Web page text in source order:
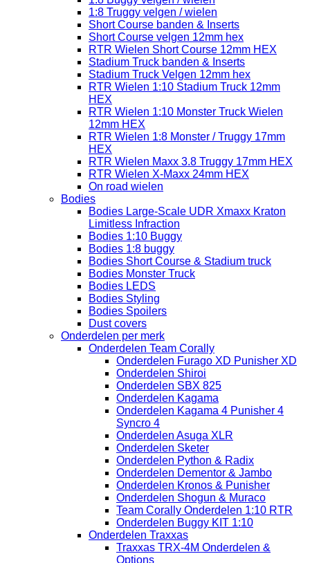
1:8 Truggy velgen / wielen
Short Course banden & Inserts
Short Course velgen 12mm hex
RTR Wielen Short Course 12mm HEX
Stadium Truck banden & Inserts
Stadium Truck Velgen 12mm hex
RTR Wielen 1:10 Stadium Truck 12mm
HEX
RTR Wielen 1:10 Monster Truck Wielen
12mm HEX
RTR Wielen 1:8 Monster / Truggy 17mm
HEX
RTR Wielen Maxx 3.8 Truggy 17mm HEX
RTR Wielen X-Maxx 24mm HEX
On road wielen
Bodies
Bodies Large-Scale UDR Xmaxx Kraton
Limitless Infraction
Bodies 1:10 Buggy
Bodies 1:8 buggy
Bodies Short Course & Stadium truck
Bodies Monster Truck
Bodies LEDS
Bodies Styling
Bodies Spoilers
Dust covers
Onderdelen per merk
Onderdelen Team Corally
Onderdelen Furago XD Punisher XD
Onderdelen Shiroi
Onderdelen SBX 825
Onderdelen Kagama
Onderdelen Kagama 4 Punisher 4
Syncro 4
Onderdelen Asuga XLR
Onderdelen Sketer
Onderdelen Python & Radix
Onderdelen Dementor & Jambo
Onderdelen Kronos & Punisher
Onderdelen Shogun & Muraco
Team Corally Onderdelen 1:10 RTR
Onderdelen Buggy KIT 1:10
Onderdelen Traxxas
Traxxas TRX-4M Onderdelen &
Options